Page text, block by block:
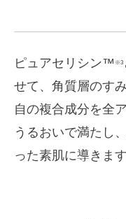
ピュアセリシン™ ※3
せて、角質層のす
自の複合成分を全
うるおいで満たし
った素肌に導きます